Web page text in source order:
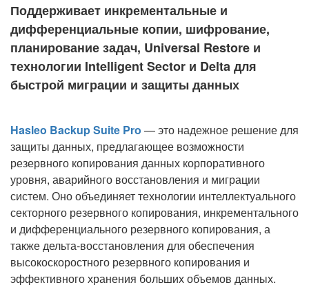
Поддерживает инкрементальные и
дифференциальные копии, шифрование,
планирование задач, Universal Restore и
технологии Intelligent Sector и Delta для
быстрой миграции и защиты данных
Hasleo Backup Suite Pro — это надежное решение для
защиты данных, предлагающее возможности
резервного копирования данных корпоративного
уровня, аварийного восстановления и миграции
систем. Оно объединяет технологии интеллектуального
секторного резервного копирования, инкрементального
и дифференциального резервного копирования, а
также дельта-восстановления для обеспечения
высокоскоростного резервного копирования и
эффективного хранения больших объемов данных.